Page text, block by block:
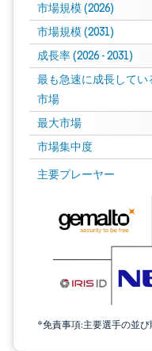
市場規模 (2026)
市場規模 (2031)
成長率 (2026 - 2031)
最も急速に成長してい
市場
最大市場
市場集中度
主要プレーヤー
*免責事項:主要選手の並び
画像 © Mordor Intelligence